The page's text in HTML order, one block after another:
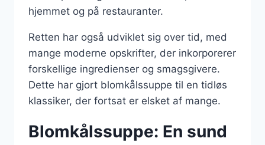
hjemmet og på restauranter.
Retten har også udviklet sig over tid, med
mange moderne opskrifter, der inkorporerer
forskellige ingredienser og smagsgivere.
Dette har gjort blomkålssuppe til en tidløs
klassiker, der fortsat er elsket af mange.
Blomkålssuppe: En sund